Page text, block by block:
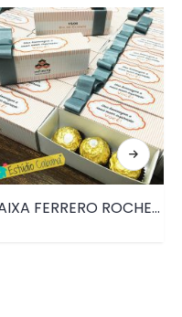
CAIXA FERRERO ROCHER DIA DO CLIENTE • PRD061